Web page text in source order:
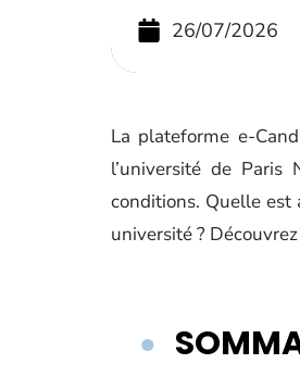
26/07/2026
La plateforme e-
l’université de
conditions. Quelle est
université ?